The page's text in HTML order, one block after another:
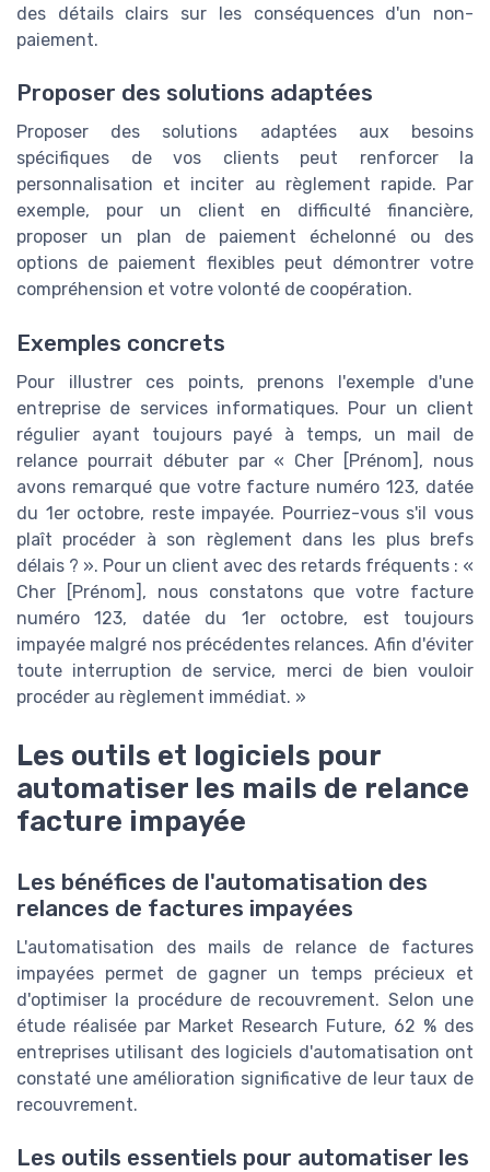
des détails clairs sur les conséquences d'un non-
paiement.
Proposer des solutions adaptées
Proposer des solutions adaptées aux besoins
spécifiques de vos clients peut renforcer la
personnalisation et inciter au règlement rapide. Par
exemple, pour un client en difficulté financière,
proposer un plan de paiement échelonné ou des
options de paiement flexibles peut démontrer votre
compréhension et votre volonté de coopération.
Exemples concrets
Pour illustrer ces points, prenons l'exemple d'une
entreprise de services informatiques. Pour un client
régulier ayant toujours payé à temps, un mail de
relance pourrait débuter par « Cher [Prénom], nous
avons remarqué que votre facture numéro 123, datée
du 1er octobre, reste impayée. Pourriez-vous s'il vous
plaît procéder à son règlement dans les plus brefs
délais ? ». Pour un client avec des retards fréquents : «
Cher [Prénom], nous constatons que votre facture
numéro 123, datée du 1er octobre, est toujours
impayée malgré nos précédentes relances. Afin d'éviter
toute interruption de service, merci de bien vouloir
procéder au règlement immédiat. »
Les outils et logiciels pour
automatiser les mails de relance
facture impayée
Les bénéfices de l'automatisation des
relances de factures impayées
L'automatisation des mails de relance de factures
impayées permet de gagner un temps précieux et
d'optimiser la procédure de recouvrement. Selon une
étude réalisée par Market Research Future, 62 % des
entreprises utilisant des logiciels d'automatisation ont
constaté une amélioration significative de leur taux de
recouvrement.
Les outils essentiels pour automatiser les